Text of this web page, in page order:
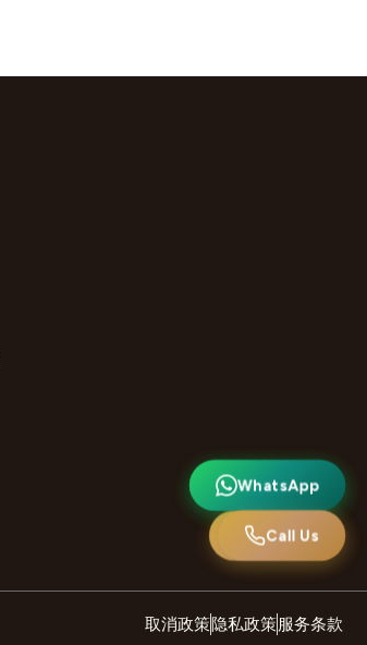
取消政策隐私政策服务条款
WhatsApp
致电我们
WhatsApp
Call Us